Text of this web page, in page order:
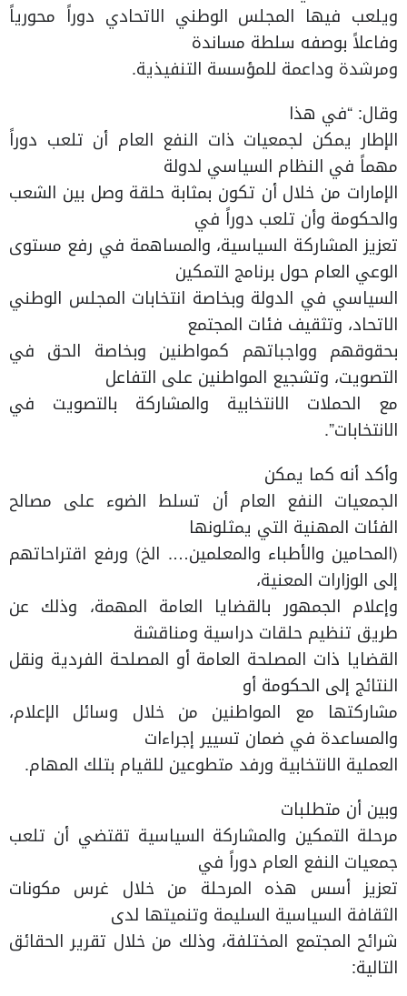
ويلعب فيها المجلس الوطني الاتحادي دوراً محورياً
وفاعلاً بوصفه سلطة مساندة
ومرشدة وداعمة للمؤسسة التنفيذية.
وقال: “في هذا
الإطار يمكن لجمعيات ذات النفع العام أن تلعب دوراً
مهماً في النظام السياسي لدولة
الإمارات من خلال أن تكون بمثابة حلقة وصل بين الشعب
والحكومة وأن تلعب دوراً في
تعزيز المشاركة السياسية، والمساهمة في رفع مستوى
الوعي العام حول برنامج التمكين
السياسي في الدولة وبخاصة انتخابات المجلس الوطني
الاتحاد، وتثقيف فئات المجتمع
بحقوقهم وواجباتهم كمواطنين وبخاصة الحق في
التصويت، وتشجيع المواطنين على التفاعل
مع الحملات الانتخابية والمشاركة بالتصويت في
الانتخابات”.
وأكد أنه كما يمكن
الجمعيات النفع العام أن تسلط الضوء على مصالح
الفئات المهنية التي يمثلونها
(المحامين والأطباء والمعلمين…. الخ) ورفع اقتراحاتهم
إلى الوزارات المعنية،
وإعلام الجمهور بالقضايا العامة المهمة، وذلك عن
طريق تنظيم حلقات دراسية ومناقشة
القضايا ذات المصلحة العامة أو المصلحة الفردية ونقل
النتائج إلى الحكومة أو
مشاركتها مع المواطنين من خلال وسائل الإعلام،
والمساعدة في ضمان تسيير إجراءات
العملية الانتخابية ورفد متطوعين للقيام بتلك المهام.
وبين أن متطلبات
مرحلة التمكين والمشاركة السياسية تقتضي أن تلعب
جمعيات النفع العام دوراً في
تعزيز أسس هذه المرحلة من خلال غرس مكونات
الثقافة السياسية السليمة وتنميتها لدى
شرائح المجتمع المختلفة، وذلك من خلال تقرير الحقائق
التالية: